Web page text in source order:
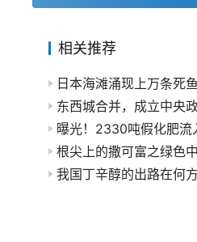
相关推荐
曝光！2330吨假化肥流
根尖上的撒可富之绿色
我国丁辛醇的出路在何方